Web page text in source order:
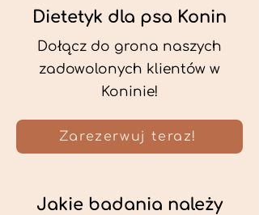
Dietetyk dla psa Konin
Dołącz do grona naszych
zadowolonych klientów w
Koninie!
Zarezerwuj teraz!
Jakie badania należy